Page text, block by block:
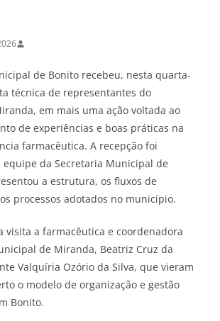
de Bonito recebeu, nesta quarta-
técnica de representantes do
em mais uma ação voltada ao
de experiências e boas práticas na
farmacêutica. A recepção foi
da Secretaria Municipal de
a estrutura, os fluxos de
processos adotados no município.
visita a farmacêutica e coordenadora
de Miranda, Beatriz Cruz da
Valquíria Ozório da Silva, que vieram
o modelo de organização e gestão
Bonito.